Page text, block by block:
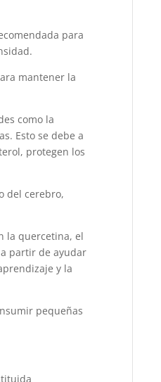
para
mantener la
como la
Esto se debe a
protegen los
del cerebro,
la quercetina, el
partir de ayudar
y la
pequeñas